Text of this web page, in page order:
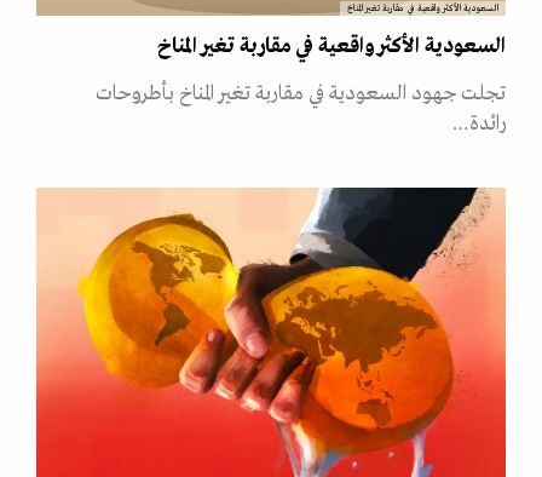
السعودية الأكثر واقعية في مقاربة تغير المناخ
السعودية الأكثر واقعية في مقاربة تغير المناخ
تجلت جهود السعودية في مقاربة تغير المناخ بأطروحات
رائدة…